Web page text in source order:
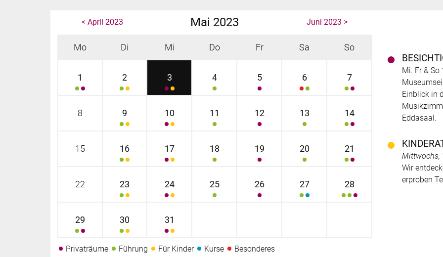
< April 2023 Mai 2023 Juni 2023 >
Mo Di Mi Do Fr Sa So
1 2 3 4 5 6 7
8 9 10 11 12 13 14
15 16 17 18 19 20 21
22 23 24 25 26 27 28
29 30 31
Privaträume Führung Für Kinder Kurse Besonderes
Mi. Fr & So
Einblick in
Eddasaal.
Mittwochs,
Wir
erproben